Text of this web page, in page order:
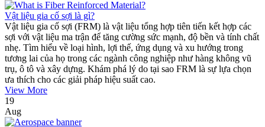
Vật liệu gia cố sợi là gì?
Vật liệu gia cố sợi (FRM) là vật liệu tổng hợp tiên tiến kết hợp các
sợi với vật liệu ma trận để tăng cường sức mạnh, độ bền và tính chất
nhẹ. Tìm hiểu về loại hình, lợi thế, ứng dụng và xu hướng trong
tương lai của họ trong các ngành công nghiệp như hàng không vũ
trụ, ô tô và xây dựng. Khám phá lý do tại sao FRM là sự lựa chọn
ưa thích cho các giải pháp hiệu suất cao.
View More
19
Aug